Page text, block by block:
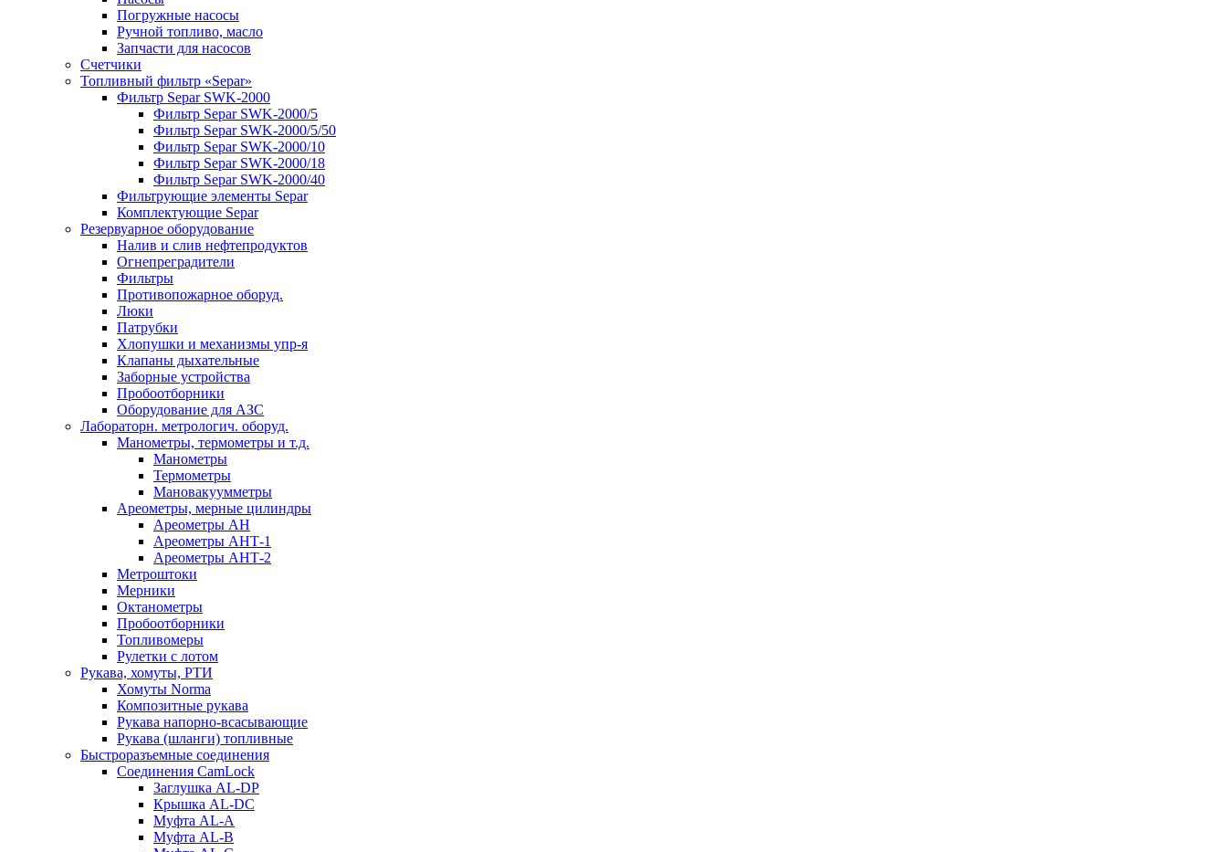
Погружные насосы
Ручной топливо, масло
Запчасти для насосов
Счетчики
Топливный фильтр «Separ»
Фильтр Separ SWK-2000
Фильтр Separ SWK-2000/5
Фильтр Separ SWK-2000/5/50
Фильтр Separ SWK-2000/10
Фильтр Separ SWK-2000/18
Фильтр Separ SWK-2000/40
Фильтрующие элементы Separ
Комплектующие Separ
Резервуарное оборудование
Налив и слив нефтепродуктов
Огнепреградители
Фильтры
Противопожарное оборуд.
Люки
Патрубки
Хлопушки и механизмы упр-я
Клапаны дыхательные
Заборные устройства
Пробоотборники
Оборудование для АЗС
Лабораторн. метрологич. оборуд.
Манометры, термометры и т.д.
Манометры
Термометры
Мановакуумметры
Ареометры, мерные цилиндры
Ареометры АН
Ареометры АНТ-1
Ареометры АНТ-2
Метроштоки
Мерники
Октанометры
Пробоотборники
Топливомеры
Рулетки с лотом
Рукава, хомуты, РТИ
Хомуты Norma
Композитные рукава
Рукава напорно-всасывающие
Рукава (шланги) топливные
Быстроразъемные соединения
Соединения CamLock
Заглушка AL-DP
Крышка AL-DC
Муфта AL-A
Муфта AL-B